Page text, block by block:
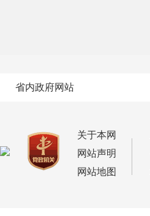
省内政府网站
关于本网
网站声明
网站地图